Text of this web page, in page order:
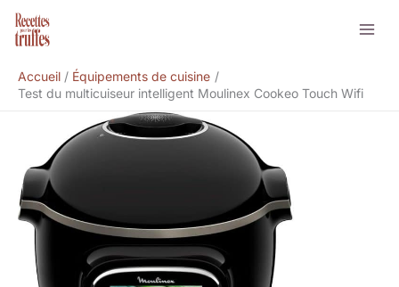
Aller
Accueil
Équipements de cuisine
Test du multicuiseur intelligent Moulinex Cookeo Touch Wifi
Rechercher